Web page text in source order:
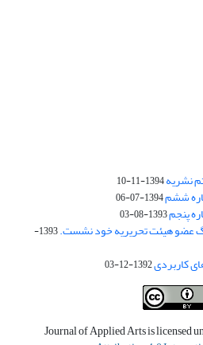
نشریه1394-11-10
ششم1394-07-06
پنجم1393-08-03
عضو هیئت تحریریه خود نشست.
1393-
کاربردی1392-12-03
Journal of Applied Arts is licensed